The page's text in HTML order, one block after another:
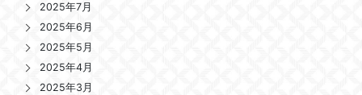
2025年7月
2025年6月
2025年5月
2025年4月
2025年3月